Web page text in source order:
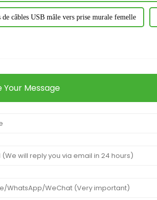
de câbles USB mâle vers prise murale femelle
Your Message